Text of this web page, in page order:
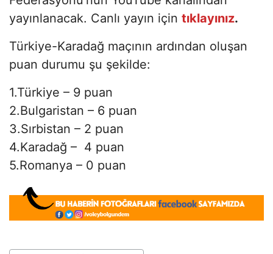
yayınlanacak. Canlı yayın için tıklayınız.
Türkiye-Karadağ maçının ardından oluşan
puan durumu şu şekilde:
1.Türkiye – 9 puan
2.Bulgaristan – 6 puan
3.Sırbistan – 2 puan
4.Karadağ – 4 puan
5.Romanya – 0 puan